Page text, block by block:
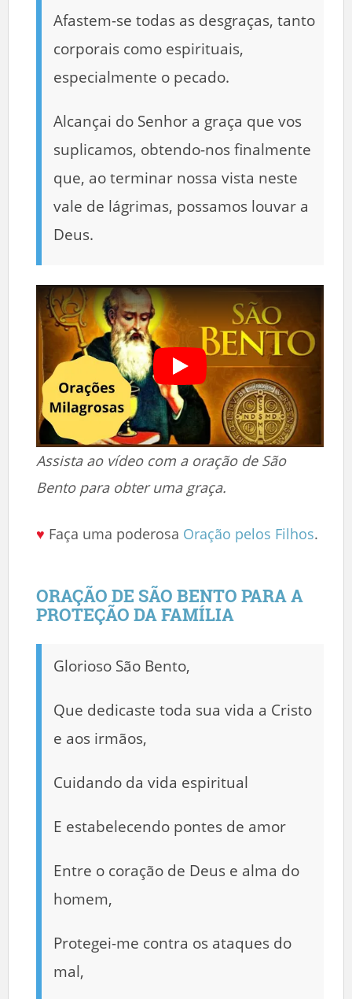
Afastem-se todas as desgraças, tanto
corporais como espirituais,
especialmente o pecado.
Alcançai do Senhor a graça que vos
suplicamos, obtendo-nos finalmente
que, ao terminar nossa vista neste
vale de lágrimas, possamos louvar a
Deus.
Assista ao vídeo com a oração de São
Bento para obter uma graça.
♥ Faça uma poderosa Oração pelos Filhos.
ORAÇÃO DE SÃO BENTO PARA A
PROTEÇÃO DA FAMÍLIA
Glorioso São Bento,
Que dedicaste toda sua vida a Cristo
e aos irmãos,
Cuidando da vida espiritual
E estabelecendo pontes de amor
Entre o coração de Deus e alma do
homem,
Protegei-me contra os ataques do
mal,